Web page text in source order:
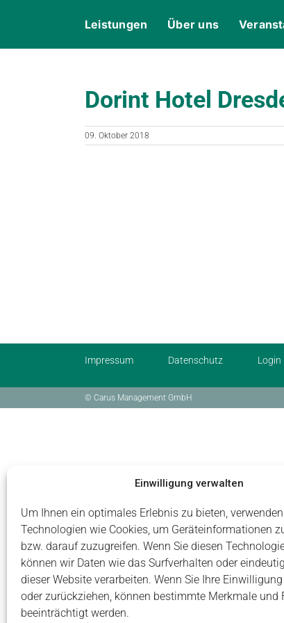
Einwilligung verwalten
Um Ihnen ein optimales Erlebnis zu bieten,
Technologien wie Cookies, um Geräteinformationen
bzw. darauf zuzugreifen. Wenn Sie diesen
können wir Daten wie das Surfverhalten oder
dieser Website verarbeiten. Wenn Sie Ihre
oder zurückziehen, können bestimmte Merkmale und
beeinträchtigt werden.
Leistungen Über uns
Dorint Hotel
09. Oktober 2018
Impressum Datenschutz Login
© Carus Management GmbH